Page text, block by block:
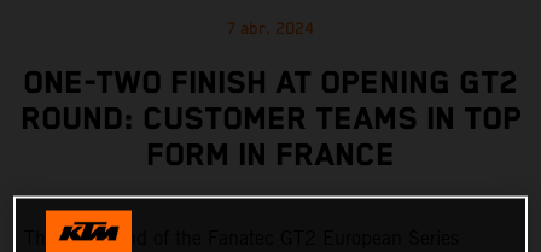
7 abr. 2024
ONE-TWO FINISH AT OPENING GT2
ROUND: CUSTOMER TEAMS IN TOP
FORM IN FRANCE
The first round of the Fanatec GT2 European Series